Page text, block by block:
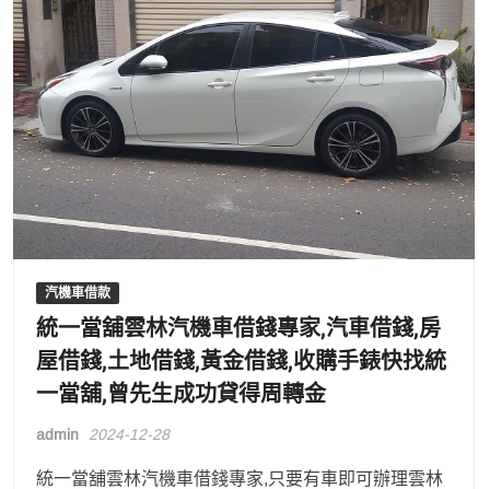
汽機車借款
統一當舖雲林汽機車借錢專家,汽車借錢,房
屋借錢,土地借錢,黃金借錢,收購手錶快找統
一當舖,曾先生成功貸得周轉金
admin 2024-12-28
統一當舖雲林汽機車借錢專家,只要有車即可辦理雲林